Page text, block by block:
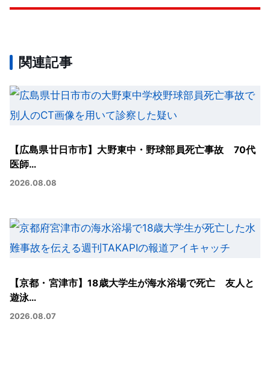
関連記事
【広島県廿日市市】大野東中・野球部員死亡事故 70代
医師…
2026.08.08
【京都・宮津市】18歳大学生が海水浴場で死亡 友人と
遊泳…
2026.08.07